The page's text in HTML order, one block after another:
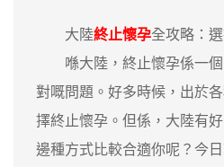
大陸終止懷孕全攻略：
喺大陸，終止懷孕係一個
對嘅問題。好多時候，出於
擇終止懷孕。但係，大陸有
邊種方式比較合適你呢？今日